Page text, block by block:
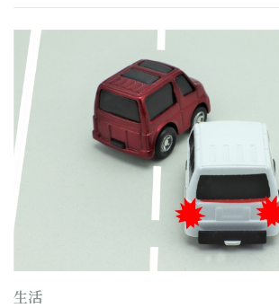
生活